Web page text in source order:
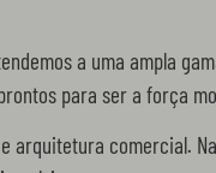
a uma ampla
para ser a força
comercial.